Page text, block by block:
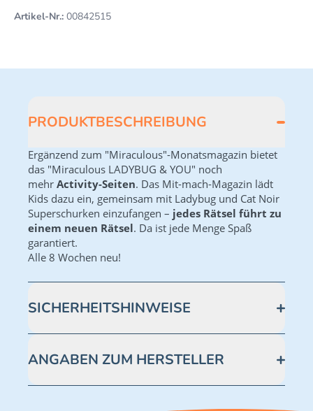
Artikel-Nr.: 00842515
PRODUKTBESCHREIBUNG
Ergänzend zum "Miraculous"-Monatsmagazin bietet
das "Miraculous LADYBUG & YOU" noch
mehr Activity-Seiten. Das Mit-mach-Magazin lädt
Kids dazu ein, gemeinsam mit Ladybug und Cat Noir
Superschurken einzufangen – jedes Rätsel führt zu
einem neuen Rätsel. Da ist jede Menge Spaß
garantiert.
Alle 8 Wochen neu!
SICHERHEITSHINWEISE
geeignet. Kleine Teile. Erstickungsgefahr. Modell-
Nr.: 842515.
ANGABEN ZUM HERSTELLER
ocean.de/kundenservice Telefonnummer: 0711